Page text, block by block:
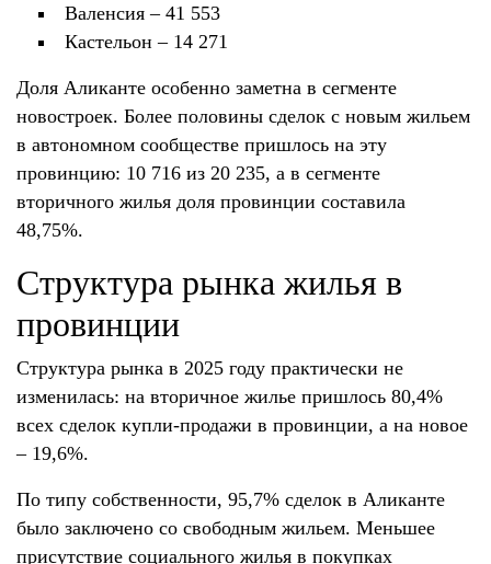
Валенсия – 41 553
Кастельон – 14 271
Доля Аликанте особенно заметна в сегменте
новостроек. Более половины сделок с новым жильем
в автономном сообществе пришлось на эту
провинцию: 10 716 из 20 235, а в сегменте
вторичного жилья доля провинции составила
48,75%.
Структура рынка жилья в
провинции
Структура рынка в 2025 году практически не
изменилась: на вторичное жилье пришлось 80,4%
всех сделок купли-продажи в провинции, а на новое
– 19,6%.
По типу собственности, 95,7% сделок в Аликанте
было заключено со свободным жильем. Меньшее
присутствие социального жилья в покупках